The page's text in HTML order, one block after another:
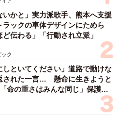
いかと」実力派歌手、熊本へ支援
ックの車体デザインにためら
伝わる」「行動され立派」
ック
しといてください」道路で動けな
された一言… 懸命に生きようと
命の重さはみんな同じ」保護団